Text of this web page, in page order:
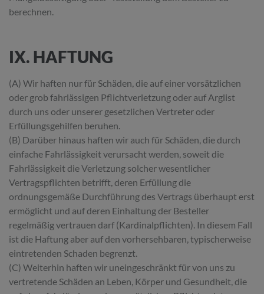
berechnen.
IX. HAFTUNG
(A) Wir haften nur für Schäden, die auf einer vorsätzlichen
oder grob fahrlässigen Pflichtverletzung oder auf Arglist
durch uns oder unserer gesetzlichen Vertreter oder
Erfüllungsgehilfen beruhen.
(B) Darüber hinaus haften wir auch für Schäden, die durch
einfache Fahrlässigkeit verursacht werden, soweit die
Fahrlässigkeit die Verletzung solcher wesentlicher
Vertragspflichten betrifft, deren Erfüllung die
ordnungsgemäße Durchführung des Vertrags überhaupt erst
ermöglicht und auf deren Einhaltung der Besteller
regelmäßig vertrauen darf (Kardinalpflichten). In diesem Fall
ist die Haftung aber auf den vorhersehbaren, typischerweise
eintretenden Schaden begrenzt.
(C) Weiterhin haften wir uneingeschränkt für von uns zu
vertretende Schäden an Leben, Körper und Gesundheit, die